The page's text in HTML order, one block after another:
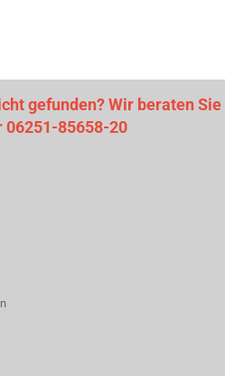
gefunden? Wir beraten Sie
06251-85658-20